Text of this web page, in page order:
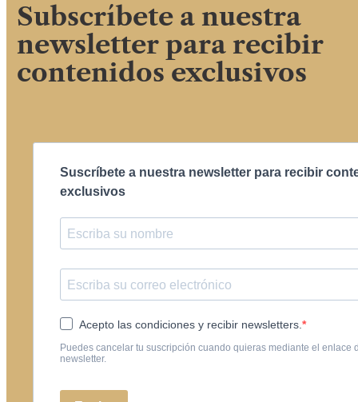
Subscríbete a nuestra
newsletter para recibir
contenidos exclusivos